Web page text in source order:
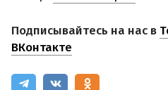
Подписывайтесь на нас в
ВКонтакте